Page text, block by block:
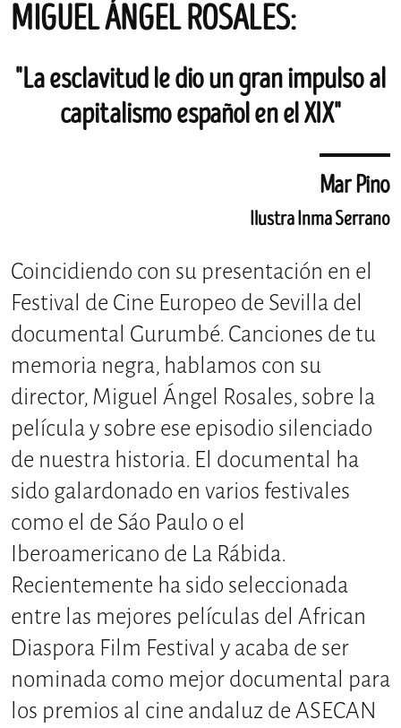
MIGUEL ÁNGEL ROSALES:
"La esclavitud le dio un gran impulso al
capitalismo español en el XIX"
Mar Pino
Ilustra Inma Serrano
Coincidiendo con su presentación en el
Festival de Cine Europeo de Sevilla del
documental Gurumbé. Canciones de tu
memoria negra, hablamos con su
director, Miguel Ángel Rosales, sobre la
película y sobre ese episodio silenciado
de nuestra historia. El documental ha
sido galardonado en varios festivales
como el de Sáo Paulo o el
Iberoamericano de La Rábida.
Recientemente ha sido seleccionada
entre las mejores películas del African
Diaspora Film Festival y acaba de ser
nominada como mejor documental para
los premios al cine andaluz de ASECAN